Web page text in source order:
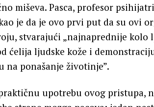
miševa. Pasca, profesor
je da je ovo prvi put da su ovi
stvarajući „najnaprednije kolo
ćelija ljudske kože i
na ponašanje životinje”.
upotrebu ovog pristupa,